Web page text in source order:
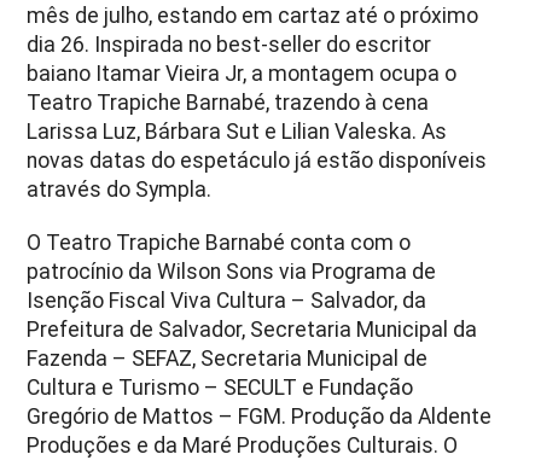
mês de julho, estando em cartaz até o próximo
dia 26. Inspirada no best-seller do escritor
baiano Itamar Vieira Jr, a montagem ocupa o
Teatro Trapiche Barnabé, trazendo à cena
Larissa Luz, Bárbara Sut e Lilian Valeska. As
novas datas do espetáculo já estão disponíveis
através do Sympla.
O Teatro Trapiche Barnabé conta com o
patrocínio da Wilson Sons via Programa de
Isenção Fiscal Viva Cultura – Salvador, da
Prefeitura de Salvador, Secretaria Municipal da
Fazenda – SEFAZ, Secretaria Municipal de
Cultura e Turismo – SECULT e Fundação
Gregório de Mattos – FGM. Produção da Aldente
Produções e da Maré Produções Culturais. O